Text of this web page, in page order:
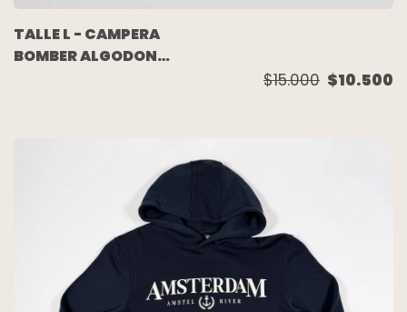
TALLE L - CAMPERA
BOMBER ALGODON
$15.000 $10.500